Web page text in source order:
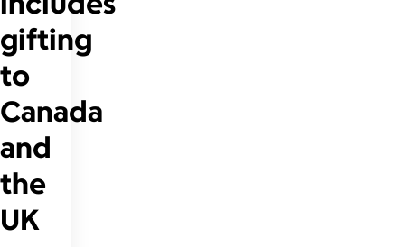
gifting
to
Canada
and
the
UK